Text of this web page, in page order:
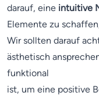
darauf, eine intuitive
Elemente zu
Wir sollten darauf
ästhetisch
funktional
ist, um eine positive